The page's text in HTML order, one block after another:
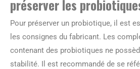
préserver les
Pour préserver un probiotique, il est
les consignes du fabricant. Les
contenant des probiotiques ne
stabilité. Il est recommandé de se